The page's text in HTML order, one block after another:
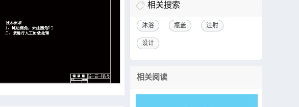
相关搜索
沐浴 瓶盖 注射
设计
相关阅读